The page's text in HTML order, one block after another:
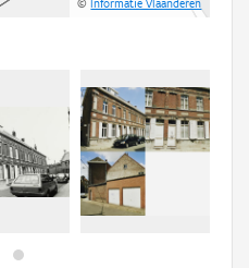
©Informatie Vlaanderen